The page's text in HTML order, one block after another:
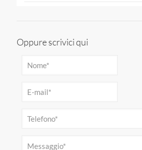
Oppure scrivici qui